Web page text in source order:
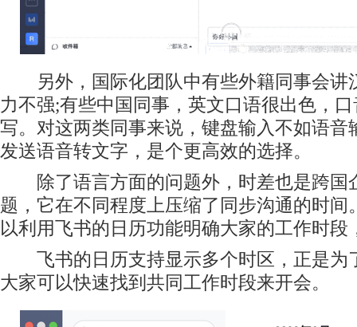
另外，国际化团队中有些外籍同事会讲
力不强;有些中国同事，英文口语很出色，
写。对这两类同事来说，键盘输入不如语音
发送语音转文字，是个更高效的选择。
除了语言方面的问题外，时差也是跨国
题，它在不同程度上压缩了同步沟通的时间
以利用飞书的日历功能明确大家的工作时段
飞书的日历支持显示多个时区，正是为
大家可以快速找到共同工作时段来开会。